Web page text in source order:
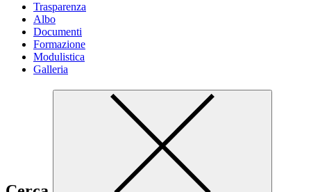
Trasparenza
Albo
Documenti
Formazione
Modulistica
Galleria